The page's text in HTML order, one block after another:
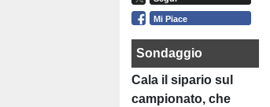
Mi Piace
Sondaggio
Cala il sipario sul
campionato, che